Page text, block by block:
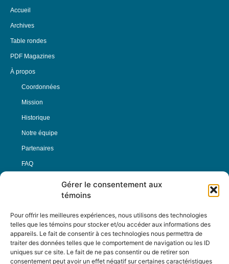
Gérer le consentement aux
témoins
Pour offrir les meilleures expériences, nous utilisons des technologies
telles que les témoins pour stocker et/ou accéder aux informations des
appareils. Le fait de consentir à ces technologies nous permettra de
traiter des données telles que le comportement de navigation ou les ID
uniques sur ce site. Le fait de ne pas consentir ou de retirer son
consentement peut avoir un effet négatif sur certaines caractéristiques
Accueil
Archives
Table rondes
PDF Magazines
À propos
Coordonnées
Mission
Historique
Notre équipe
Partenaires
FAQ
Nous Suivre